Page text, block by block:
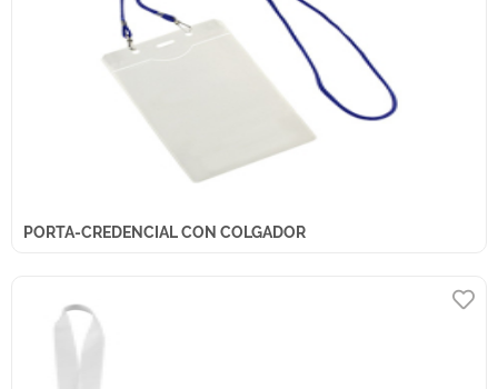
PORTA-CREDENCIAL CON COLGADOR